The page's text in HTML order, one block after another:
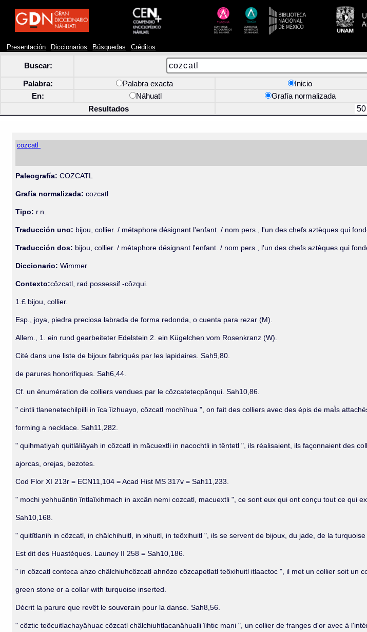
Presentación Diccionarios Búsquedas Créditos
Buscar:
Palabra: Palabra exacta Inicio
En:
Náhuatl Grafía normalizada
Resultados
cozcatl
Paleografía: COZCATL
Grafía normalizada: cozcatl
Tipo: r.n.
Traducción uno: bijou, collier. / métaphore désignant l'enfant. / nom pers., l'un des chefs aztèques qui
Traducción dos: bijou, collier. / métaphore désignant l'enfant. / nom pers., l'un des chefs aztèques qui
Diccionario:Wimmer
Contexto:côzcatl, rad.possessif -côzqui.
1.£ bijou, collier.
Esp., joya, piedra preciosa labrada de forma redonda, o cuenta para rezar (M).
Allem., 1. ein rund gearbeiteter Edelstein 2. ein Kügelchen vom Rosenkranz (W).
Cité dans une liste de bijoux fabriqués par les lapidaires. Sah9,80.
de parures honorifiques. Sah6,44.
Cf. un énumération de colliers vendues par le côzcatetecpânqui. Sah10,86.
" cintli tlanenetechilpilli in îca îizhuayo, côzcatl mochîhua ", on fait des colliers avec des épis de maÏs
forming a necklace. Sah11,282.
" quihmatiyah quitlâliâyah in côzcatl in mâcuextli in nacochtli in têntetl ", ils réalisaient, ils façonnaient des
ajorcas, orejas, bezotes.
Cod Flor XI 213r = ECN11,104 = Acad Hist MS 317v = Sah11,233.
" mochi yehhuântin întlaîxihmach in axcân nemi cozcatl, macuextli ", ce sont eux qui ont conçu tout ce qui
Sah10,168.
" quitîtlanih in côzcatl, in châlchihuitl, in xihuitl, in teôxihuitl ", ils se servent de bijoux, du jade, de la
Est dit des Huastèques. Launey II 258 = Sah10,186.
" in côzcatl conteca ahzo châlchiuhcôzcatl ahnôzo côzcapetlatl teôxihuitl itlaactoc ", il met un collier soit
green stone or a collar with turquoise inserted.
Décrit la parure que revêt le souverain pour la danse. Sah8,56.
" côztic teôcuitlachayâhuac côzcatl châlchiuhtlacanâhualli îihtic mani ", un collier de franges d'or avec à